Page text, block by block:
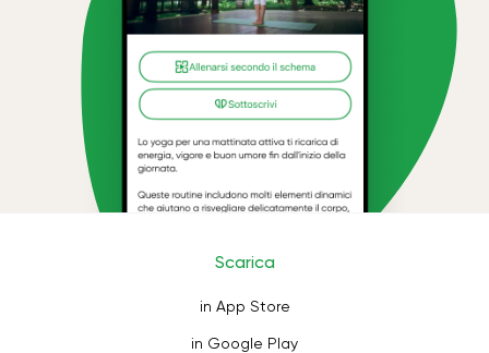
Scarica
in App Store
in Google Play